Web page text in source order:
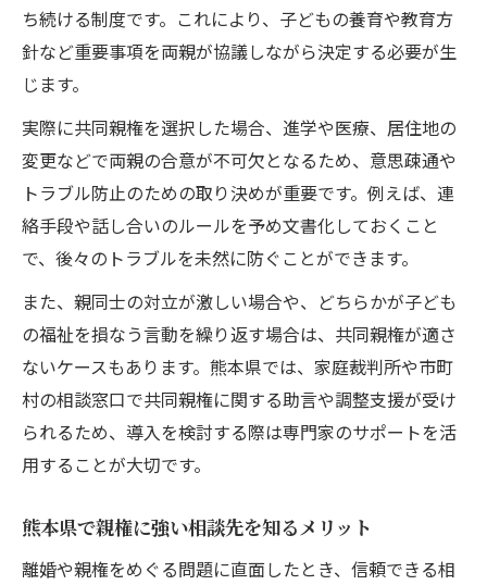
ち続ける制度です。これにより、子どもの養育や教育方
針など重要事項を両親が協議しながら決定する必要が生
じます。
実際に共同親権を選択した場合、進学や医療、居住地の
変更などで両親の合意が不可欠となるため、意思疎通や
トラブル防止のための取り決めが重要です。例えば、連
絡手段や話し合いのルールを予め文書化しておくこと
で、後々のトラブルを未然に防ぐことができます。
また、親同士の対立が激しい場合や、どちらかが子ども
の福祉を損なう言動を繰り返す場合は、共同親権が適さ
ないケースもあります。熊本県では、家庭裁判所や市町
村の相談窓口で共同親権に関する助言や調整支援が受け
られるため、導入を検討する際は専門家のサポートを活
用することが大切です。
熊本県で親権に強い相談先を知るメリット
離婚や親権をめぐる問題に直面したとき、信頼できる相